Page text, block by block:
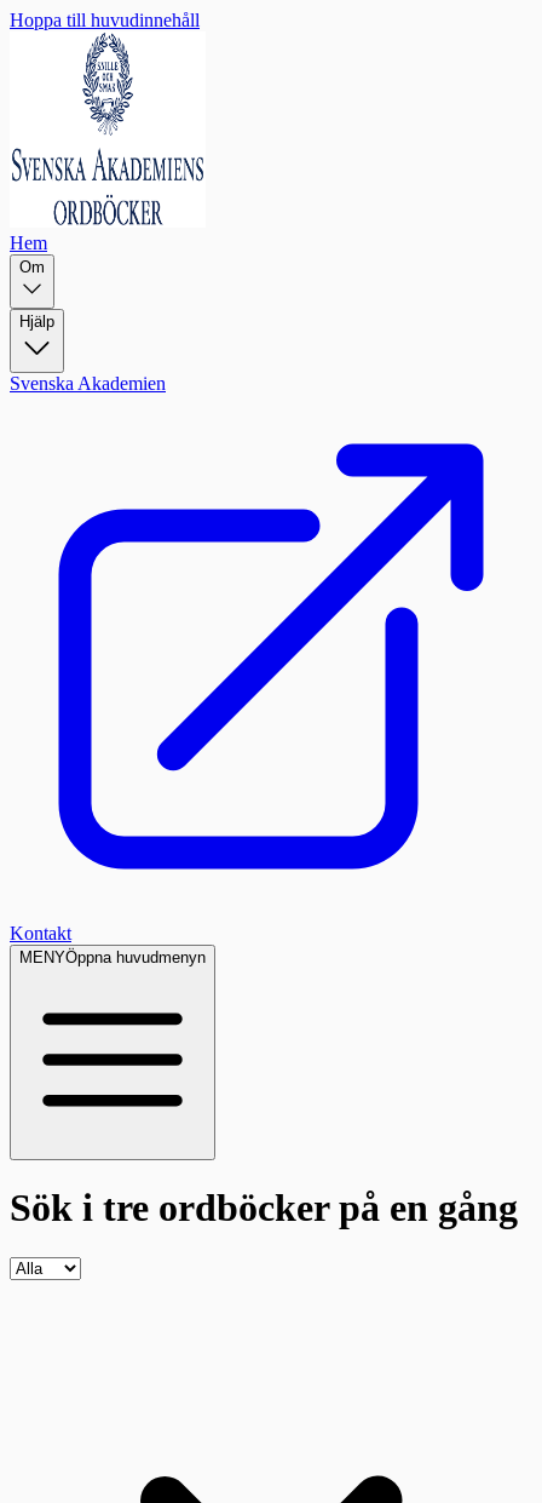
Hoppa till huvudinnehåll
Hem
Om
Hjälp
Svenska Akademien
Kontakt
MENYÖppna huvudmenyn
Sök i tre ordböckerpå en gång